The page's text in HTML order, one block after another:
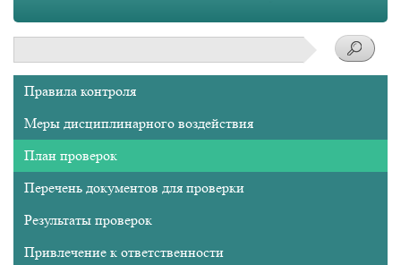
Подменю
основная
навигация
Правила контроля
Меры дисциплинарного воздействия
План проверок
Перечень документов для проверки
Результаты проверок
Привлечение к ответственности